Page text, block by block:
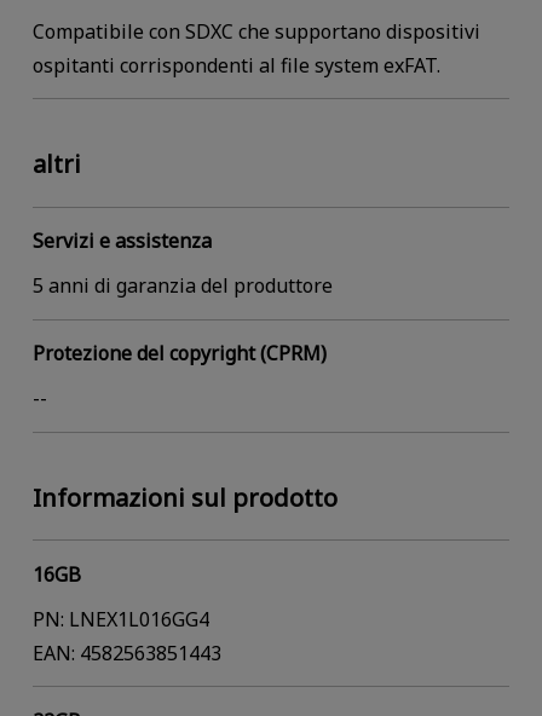
Compatibile con SDXC che supportano dispositivi
ospitanti corrispondenti al file system exFAT.
altri
Servizi e assistenza
5 anni di garanzia del produttore
Protezione del copyright (CPRM)
--
Informazioni sul prodotto
16GB
PN: LNEX1L016GG4
EAN: 4582563851443